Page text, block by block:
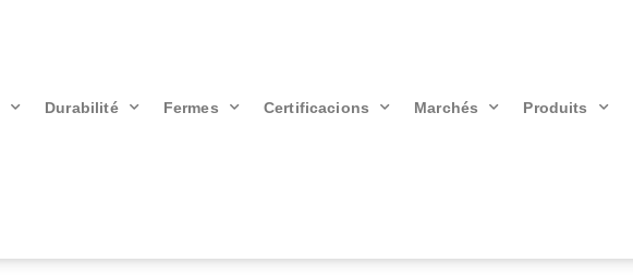
Durabilité Fermes Certificacions Marchés Produits